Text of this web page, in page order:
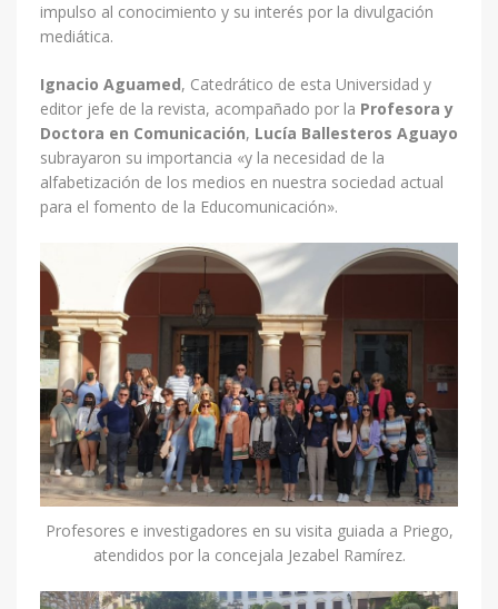
impulso al conocimiento y su interés por la divulgación
mediática.
Ignacio Aguamed, Catedrático de esta Universidad y
editor jefe de la revista, acompañado por la Profesora y
Doctora en Comunicación, Lucía Ballesteros Aguayo
subrayaron su importancia «y la necesidad de la
alfabetización de los medios en nuestra sociedad actual
para el fomento de la Educomunicación».
Profesores e investigadores en su visita guiada a Priego,
atendidos por la concejala Jezabel Ramírez.